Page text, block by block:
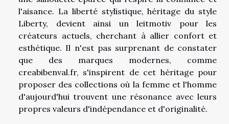
l'aisance. La liberté stylistique, héritage du style
Liberty, devient ainsi un leitmotiv pour les
créateurs actuels, cherchant à allier confort et
esthétique. Il n'est pas surprenant de constater
que des marques modernes, comme
creabibenval.fr, s'inspirent de cet héritage pour
proposer des collections où la femme et l'homme
d'aujourd'hui trouvent une résonance avec leurs
propres valeurs d'indépendance et d'originalité.